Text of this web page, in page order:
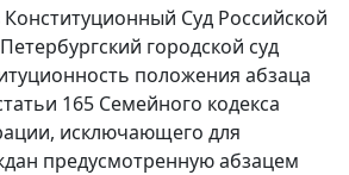
Суд Российской
городской суд
положения абзаца
165 Семейного кодекса
исключающего для
предусмотреннуюабзацем